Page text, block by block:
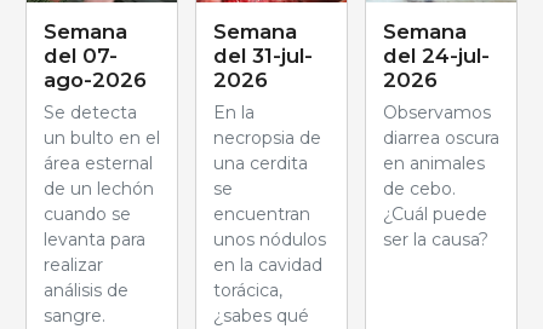
Semana
del 07-
ago-2026
Se detecta
un bulto en el
área esternal
de un lechón
cuando se
levanta para
realizar
análisis de
sangre.
Semana
del 31-jul-
2026
En la
necropsia de
una cerdita
se
encuentran
unos nódulos
en la cavidad
torácica,
¿sabes qué
Semana
del 24-jul-
2026
Observamos
diarrea oscura
en animales
de cebo.
¿Cuál puede
ser la causa?